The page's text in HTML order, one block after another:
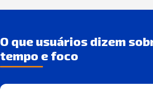
O que usuários dizem
tempo e foco